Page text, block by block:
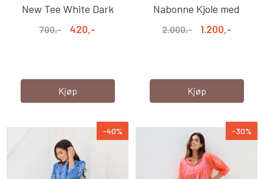
New Tee White Dark
Brown
700,- 420,-
Kjøp
Nabonne Kjole med
Broderier ...
2.000,- 1.200,-
Kjøp
-40% -30%